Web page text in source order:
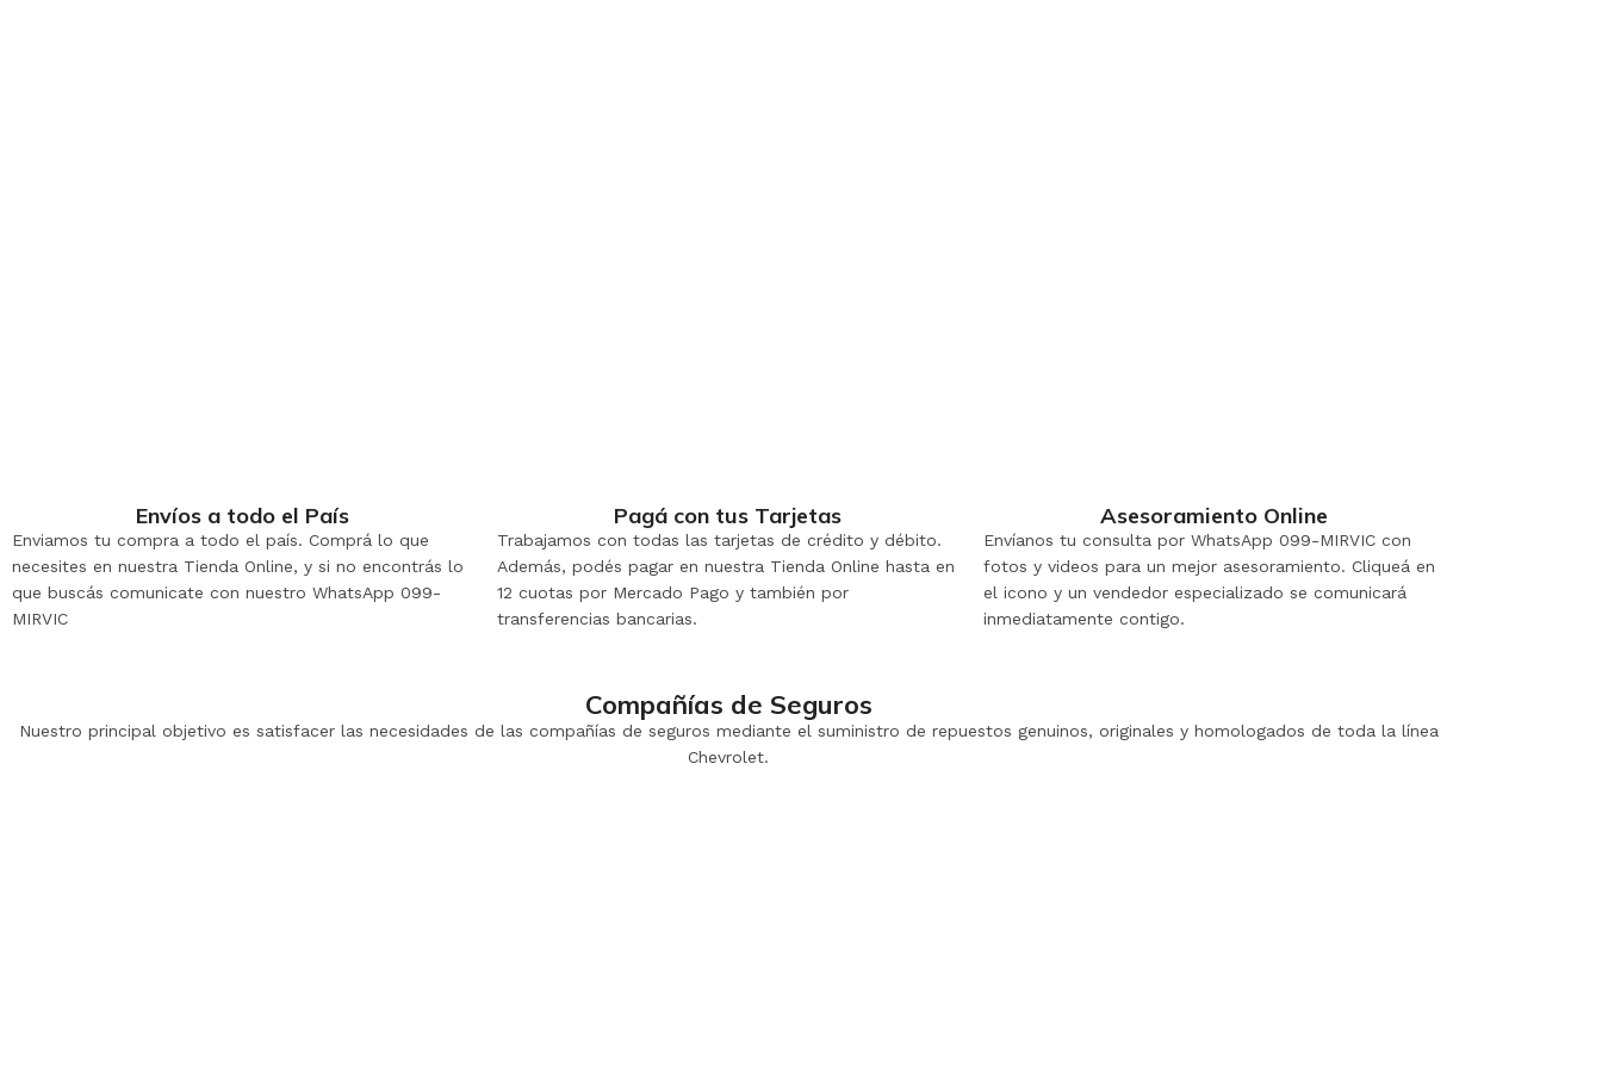
Envíos a todo el País
Enviamos tu compra a todo el país. Comprá lo que
necesites en nuestra Tienda Online, y si no encontrás lo
que buscás comunicate con nuestro WhatsApp 099-
MIRVIC
Pagá con tus Tarjetas
Trabajamos con todas las tarjetas de crédito y débito.
Además, podés pagar en nuestra Tienda Online hasta en
12 cuotas por Mercado Pago y también por
transferencias bancarias.
Asesoramiento Online
Envíanos tu consulta por WhatsApp 099-MIRVIC con
fotos y videos para un mejor asesoramiento. Cliqueá en
el icono y un vendedor especializado se comunicará
inmediatamente contigo.
Compañías de Seguros
Nuestro principal objetivo es satisfacer las necesidades de las compañías de seguros mediante el suministro de repuestos genuinos, originales y homologados de toda la línea
Chevrolet.